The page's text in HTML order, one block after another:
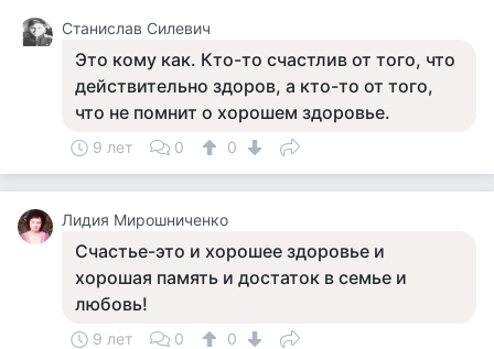
Станислав Силевич
Это кому как. Кто-то счастлив от того, что
действительно здоров, а кто-то от того,
что не помнит о хорошем здоровье.
9 лет 0 0
Лидия Мирошниченко
Счастье-это и хорошее здоровье и
хорошая память и достаток в семье и
любовь!
9 лет 0 0